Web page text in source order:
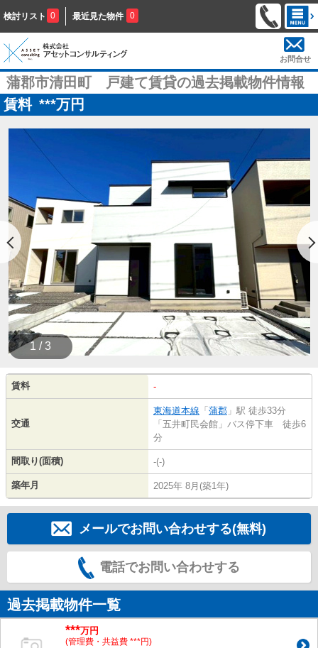
検討リスト 0 最近見た物件 0
お問合せ
蒲郡市清田町 戸建て賃貸の過去掲載物件情報
賃料 ***万円
1 / 3
賃料 -
交通
東海道本線 「 蒲郡 」駅 徒歩33分
「五井町民会館」バス停下車 徒歩6
分
間取り(面積) -(-)
築年月 2025年 8月(築1年)
メールでお問い合わせする(無料)
電話でお問い合わせする
過去掲載物件一覧
***万円
(管理費・共益費 ***円)